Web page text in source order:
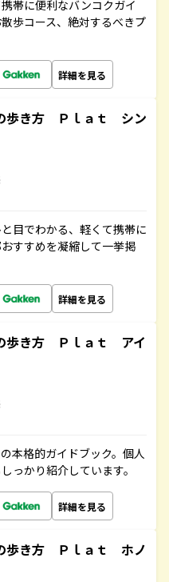
帯に便利なバンコクガイ
歩コース、絶対するべきプ
詳細を見る
歩き方 Ｐｌａｔ シン
目でわかる、軽くて携帯に
すすめを凝縮して一挙掲
詳細を見る
歩き方 Ｐｌａｔ アイ
本格的ガイドブック。個人
っかり紹介しています。
詳細を見る
歩き方 Ｐｌａｔ ホノ